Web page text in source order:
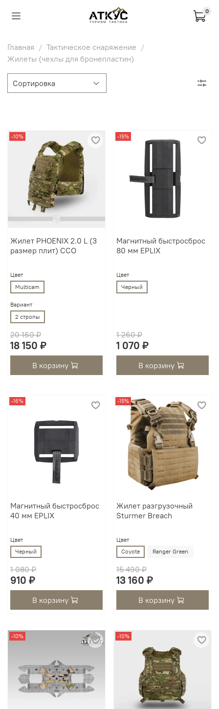
0
Главная
Тактическое снаряжение
Жилеты (чехлы для бронепластин)
-10%
Жилет PHOENIX 2.0 L (3
размер плит) ССО
Цвет
Multicam
Вариант
2 стропы
20 160 ₽
18 150 ₽
В корзину
-15%
Магнитный быстросброс
80 мм EPLIX
Цвет
Черный
1 260 ₽
1 070 ₽
В корзину
-16%
Магнитный быстросброс
40 мм EPLIX
Цвет
Черный
1 080 ₽
910 ₽
В корзину
-15%
Жилет разгрузочный
Sturmer Breach
Цвет
Coyote
Ranger Green
15 490 ₽
13 160 ₽
В корзину
-10% -10%